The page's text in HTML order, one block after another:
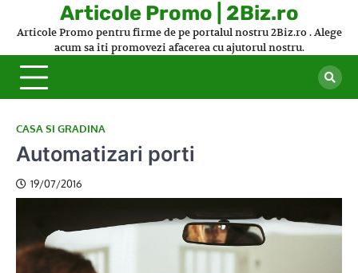
Articole Promo | 2Biz.ro
Articole Promo pentru firme de pe portalul nostru 2Biz.ro . Alege
acum sa iti promovezi afacerea cu ajutorul nostru.
CASA SI GRADINA
Automatizari porti
19/07/2016